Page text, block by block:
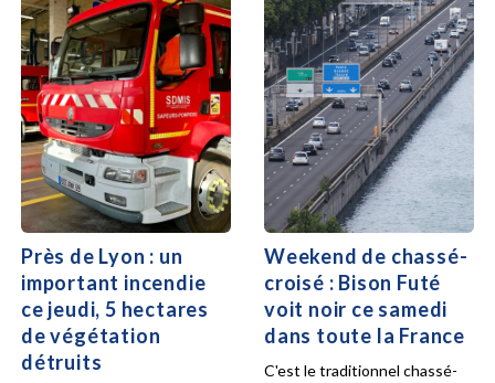
Près de Lyon : un
important incendie
ce jeudi, 5 hectares
de végétation
détruits
Weekend de chassé-
croisé : Bison Futé
voit noir ce samedi
dans toute la France
C'est le traditionnel chassé-